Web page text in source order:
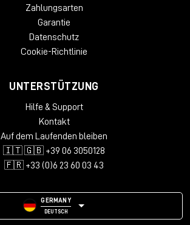
Zahlungsarten
Garantie
Datenschutz
Cookie-Richtlinie
UNTERSTÜTZUNG
Hilfe & Support
Kontakt
Auf dem Laufenden bleiben
🇮🇹 🇬🇧 +39 06 3050128
🇫🇷 +33 (0)6 23 60 03 43
GERMANY
DEUTSCH